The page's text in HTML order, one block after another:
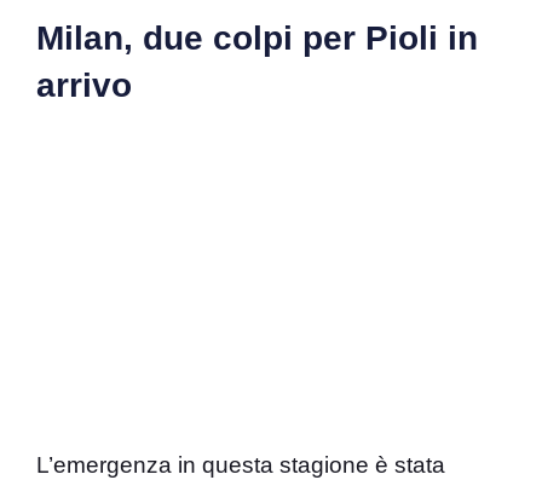
Milan, due colpi per Pioli in
arrivo
L’emergenza in questa stagione è stata